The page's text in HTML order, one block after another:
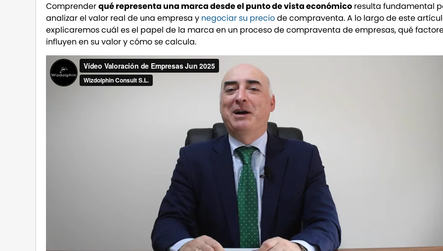
Comprenderqué representa una marca desde el punto de vista económico resulta fundamental
analizar el valor real de una empresa y negociar su preciode compraventa. A lo largo de este
explicaremos cuál es el papel de la marca en un proceso de compraventa de empresas, qué
influyen en su valor y cómo se calcula.